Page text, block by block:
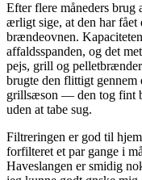
Efter flere måneders brug
ærligt sige, at den har
brændeovnen.
affaldsspanden, og det
pejs, grill og
brugte den flittigt
grillsæson — den tog fint
uden at tabe sug.
Filtreringen er god til
forfilteret et par gange i
Haveslangen er smidig